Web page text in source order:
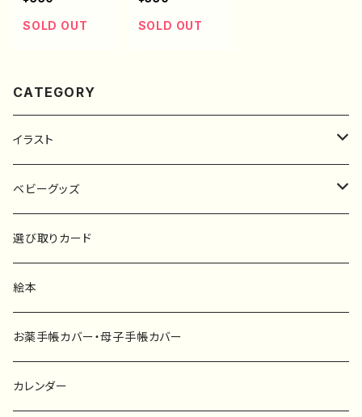
SOLD OUT
SOLD OUT
CATEGORY
イラスト
原画
ポスター
ファブリックボード
キーホルダー
ポストカード
ベビーグッズ
マタニティーマーク
選び取りカード
カーステッカー
タペストリー
選び取りカード
絵本
お薬手帳カバー・母子手帳カバー
カレンダー